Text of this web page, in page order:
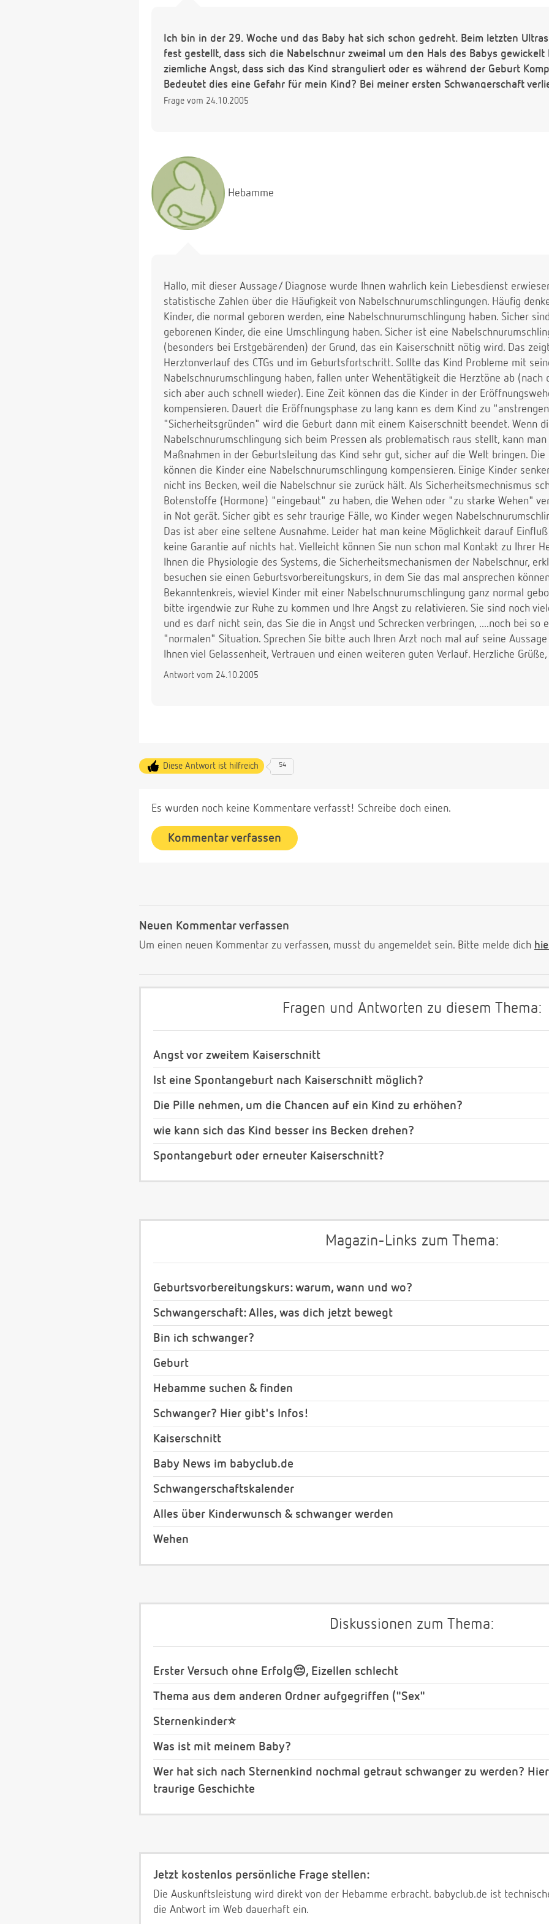
Ich bin in der 29. Woche und das Baby hat sich schon gedreht. Beim letzten
fest gestellt, dass sich die Nabelschnur zweimal um den Hals des Babys gewickelt
ziemliche Angst, dass sich das Kind stranguliert oder es während der Geburt
Bedeutet dies eine Gefahr für mein Kind? Bei meiner ersten Schwangerschaft
Frage vom 24.10.2005
Hebamme
Hallo, mit dieser Aussage/ Diagnose wurde Ihnen wahrlich kein Liebesdienst
statistische Zahlen über die Häufigkeit von Nabelschnurumschlingungen. Häufig
Kinder, die normal geboren werden, eine Nabelschnurumschlingung haben. Sicher
geborenen Kinder, die eine Umschlingung haben. Sicher ist eine
(besonders bei Erstgebärenden) der Grund, das ein Kaiserschnitt nötig wird. Das
Herztonverlauf des CTGs und im Geburtsfortschritt. Sollte das Kind Probleme mit
Nabelschnurumschlingung haben, fallen unter Wehentätigkeit die Herztöne ab (nach
sich aber auch schnell wieder). Eine Zeit können das die Kinder in der
kompensieren. Dauert die Eröffnungsphase zu lang kann es dem Kind zu
"Sicherheitsgründen" wird die Geburt dann mit einem Kaiserschnitt beendet. Wenn
Nabelschnurumschlingung sich beim Pressen als problematisch raus stellt, kann
Maßnahmen in der Geburtsleitung das Kind sehr gut, sicher auf die Welt bringen. Die
können die Kinder eine Nabelschnurumschlingung kompensieren. Einige Kinder
nicht ins Becken, weil die Nabelschnur sie zurück hält. Als Sicherheitsmechnismus
Botenstoffe (Hormone) "eingebaut" zu haben, die Wehen oder "zu starke Wehen"
in Not gerät. Sicher gibt es sehr traurige Fälle, wo Kinder wegen
Das ist aber eine seltene Ausnahme. Leider hat man keine Möglichkeit darauf
keine Garantie auf nichts hat. Vielleicht können Sie nun schon mal Kontakt zu Ihrer
Ihnen die Physiologie des Systems, die Sicherheitsmechanismen der Nabelschnur,
besuchen sie einen Geburtsvorbereitungskurs, in dem Sie das mal ansprechen
Bekanntenkreis, wieviel Kinder mit einer Nabelschnurumschlingung ganz normal
bitte irgendwie zur Ruhe zu kommen und Ihre Angst zu relativieren. Sie sind noch
und es darf nicht sein, das Sie die in Angst und Schrecken verbringen, ....noch bei so
"normalen" Situation. Sprechen Sie bitte auch Ihren Arzt noch mal auf seine
Ihnen viel Gelassenheit, Vertrauen und einen weiteren guten Verlauf. Herzliche Grüße,
Antwort vom 24.10.2005
Diese Antwort ist hilfreich 54
Es wurden noch keine Kommentare verfasst! Schreibe doch einen.
Kommentar verfassen
Neuen Kommentar verfassen
Um einen neuen Kommentar zu verfassen, musst du angemeldet sein. Bitte melde dich
Fragen und Antworten zu diesem Thema:
Angst vor zweitem Kaiserschnitt
Ist eine Spontangeburt nach Kaiserschnitt möglich?
Die Pille nehmen, um die Chancen auf ein Kind zu erhöhen?
wie kann sich das Kind besser ins Becken drehen?
Spontangeburt oder erneuter Kaiserschnitt?
Magazin-Links zum Thema:
Geburtsvorbereitungskurs: warum, wann und wo?
Schwangerschaft: Alles, was dich jetzt bewegt
Bin ich schwanger?
Geburt
Hebamme suchen & finden
Schwanger? Hier gibt's Infos!
Kaiserschnitt
Baby News im babyclub.de
Schwangerschaftskalender
Alles über Kinderwunsch & schwanger werden
Wehen
Diskussionen zum Thema:
Erster Versuch ohne Erfolg😔, Eizellen schlecht
Thema aus dem anderen Ordner aufgegriffen ("Sex"
Sternenkinder⭐️
Was ist mit meinem Baby?
Wer hat sich nach Sternenkind nochmal getraut schwanger zu werden?
traurige Geschichte
Jetzt kostenlos persönliche Frage stellen:
Die Auskunftsleistung wird direkt von der Hebamme erbracht. babyclub.de ist
die Antwort im Web dauerhaft ein.